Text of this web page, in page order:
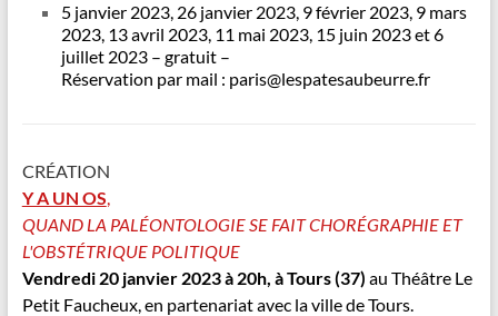
5 janvier 2023, 26 janvier 2023, 9 février 2023, 9 mars
2023, 13 avril 2023, 11 mai 2023, 15 juin 2023 et 6
juillet 2023 – gratuit –
Réservation par mail : paris@lespatesaubeurre.fr
CRÉATION
Y A UN OS,
QUAND LA PALÉONTOLOGIE SE FAIT CHORÉGRAPHIE ET
L'OBSTÉTRIQUE POLITIQUE
Vendredi 20 janvier 2023 à 20h, à Tours (37) au Théâtre Le
Petit Faucheux, en partenariat avec la ville de Tours.